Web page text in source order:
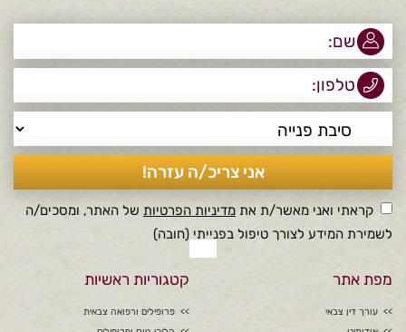
קראתי ואני מאשר/ת את מדיניות הפרטיות של האתר, ומסכים/ה
לשמירת המידע לצורך טיפול בפנייתי (חובה)
מפת אתר
עורך דין צבאי
קטגוריות ראשיות
פרופילים ורפואה צבאית